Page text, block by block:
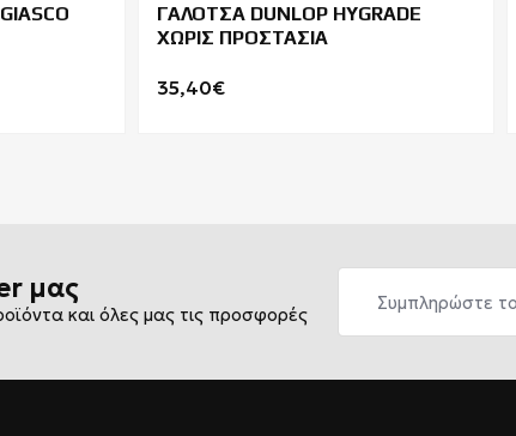
ΓΑΛΟΤΣΑ DUNLOP HYGRADE
ΧΩΡΙΣ ΠΡΟΣΤΑΣΙΑ
35,40€
μας
και όλες μας τις προσφορές